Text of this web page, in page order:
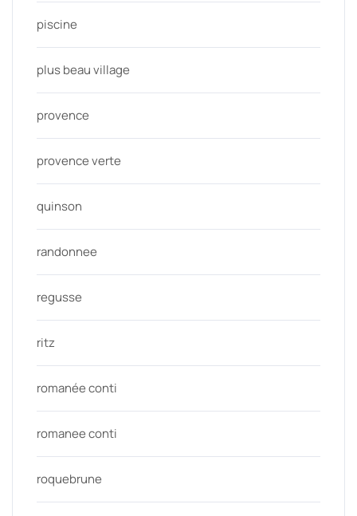
piscine
plus beau village
provence
provence verte
quinson
randonnee
regusse
ritz
romanée conti
romanee conti
roquebrune